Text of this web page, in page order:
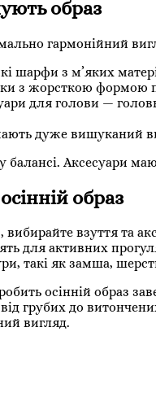
образ
гармонійний
шарфи з м’яких
з жорсткою формою
для голови —
дуже вишуканий
Аксесуари
образ
взуття та
для активних
такі як замша,
осінній образ
грубих до
вигляд.